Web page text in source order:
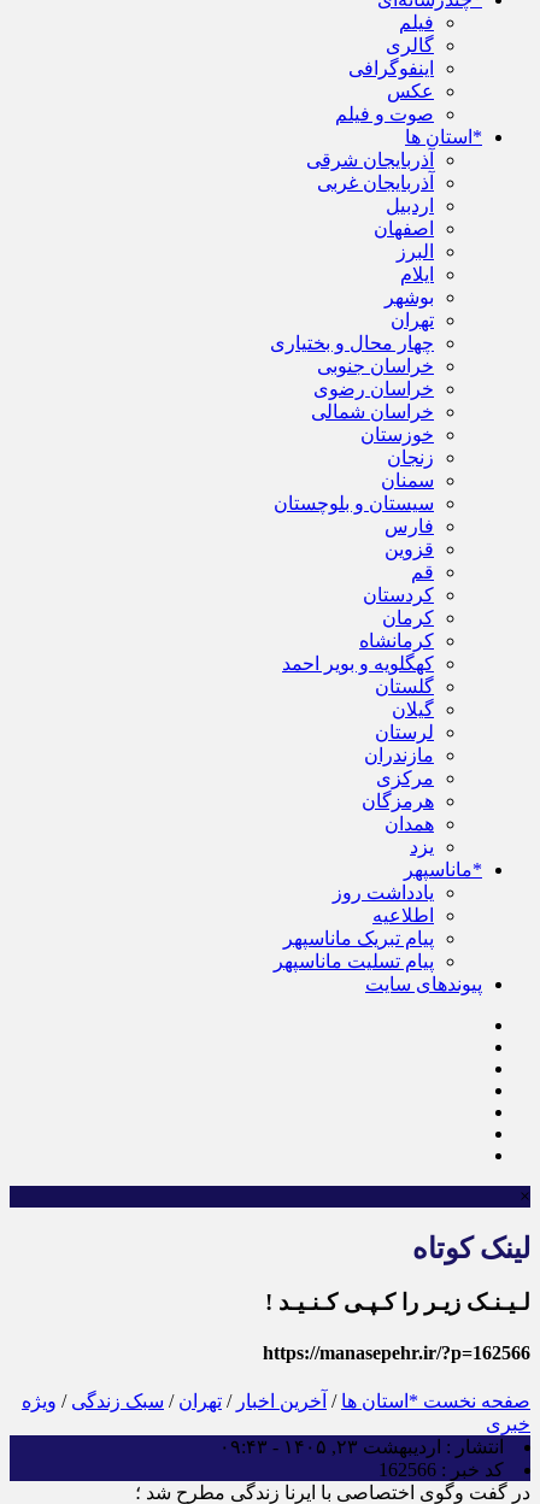
فیلم
گالری
اینفوگرافی
عکس
صوت و فیلم
*استان ها
آذربایجان شرقی
آذربایجان غربی
اردبیل
اصفهان
البرز
ایلام
بوشهر
تهران
چهار محال و بختیاری
خراسان جنوبی
خراسان رضوی
خراسان شمالی
خوزستان
زنجان
سمنان
سیستان و بلوچستان
فارس
قزوین
قم
کردستان
کرمان
کرمانشاه
کهگلویه و بویر احمد
گلستان
گیلان
لرستان
مازندران
مرکزی
هرمزگان
همدان
یزد
*ماناسپهر
یادداشت روز
اطلاعیه
پیام تبریک ماناسپهر
پیام تسلیت ماناسپهر
پیوندهای سایت
×
لینک کوتاه
لـیـنـک زیـر را کـپـی کـنـیـد !
https://manasepehr.ir/?p=162566
صفحه نخست *استان ها / آخرین اخبار / تهران / سبک زندگی / ویژه
خبری
انتشار : اردیبهشت ۲۳, ۱۴۰۵ - ۰۹:۴۳
کد خبر : 162566
در گفت وگوی اختصاصی با ایرنا زندگی مطرح شد ؛